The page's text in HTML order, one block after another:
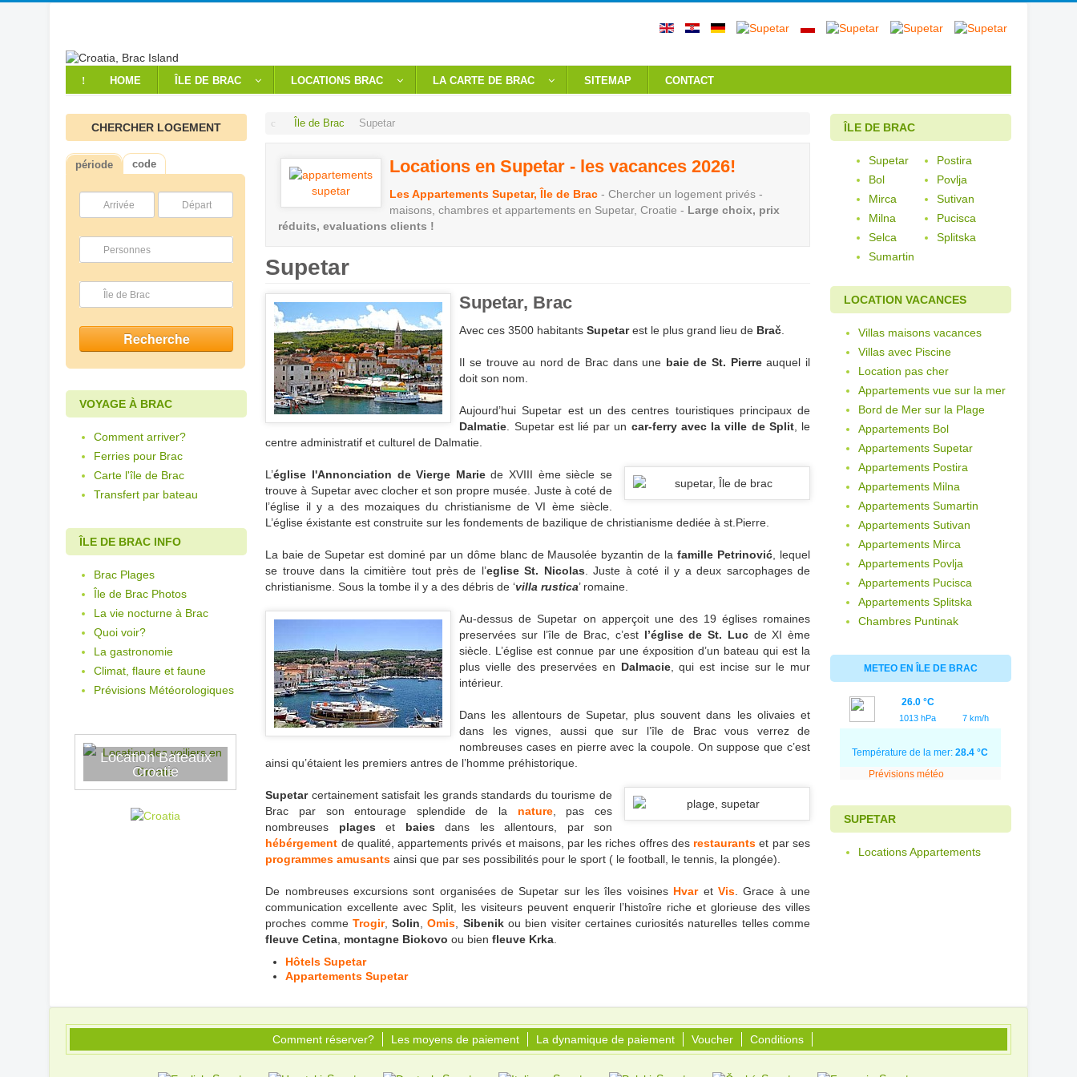
HOME ÎLE DE BRAC LOCATIONS BRAC LA CARTE DE BRAC SITEMAP CONTACT
CHERCHER LOGEMENT
période code
Arrivée Départ
Personnes
Île de Brac
VOYAGE À BRAC
Comment arriver?
Ferries pour Brac
Carte l'île de Brac
Transfert par bateau
ÎLE DE BRAC INFO
Brac Plages
Île de Brac Photos
La vie nocturne à Brac
Quoi voir?
La gastronomie
Climat, flaure et faune
Prévisions Météorologiques
Location Bateaux
Croatie
Île de Brac Supetar
Locations en Supetar - les vacances 2026!
Les Appartements Supetar, Île de Brac - Chercher un logement privés -
maisons, chambres et appartements en Supetar, Croatie - Large choix, prix
réduits, evaluations clients !
Supetar
Supetar, Brac
Avec ces 3500 habitantsSupetarest le plus grand lieu de Brač.
Il se trouve au nord de Brac dans une baie de St. Pierreauquel il
doit son nom.
Aujourd’hui Supetar est un des centres touristiques principaux de
Dalmatie. Supetar est lié par un car-ferry avec la ville de Split, le
centre administratif et culturel de Dalmatie.
L’église l'Annonciation de Vierge Mariede XVIII ème siècle se
trouve à Supetar avec clocher et son propre musée. Juste à coté de
l’église il y a des mozaiques du christianisme de VI ème siècle.
L’église éxistante est construite sur les fondements de bazilique de christianisme dediée à st.Pierre.
La baie de Supetar est dominé par un dôme blanc de Mausolée byzantin de lafamille Petrinović, lequel
se trouve dans la cimitière tout près de l’eglise St. Nicolas. Juste à coté il y a deux sarcophages de
christianisme. Sous la tombe il y a des débris de ‘villa rustica’ romaine.
Au-dessus de Supetar on apperçoit une des 19 églises romaines
preservées sur l’île de Brac, c’est l’église de St. Lucde XI ème
siècle. L’église est connue par une éxposition d’un bateau qui est la
plus vielle des preservées en Dalmacie, qui est incise sur le mur
intérieur.
Dans les allentours de Supetar, plus souvent dans les olivaies et
dans les vignes, aussi que sur l’île de Brac vous verrez de
nombreuses cases en pierre avec la coupole. On suppose que c’est
ainsi qu’étaient les premiers antres de l’homme préhistorique.
Supetar certainement satisfait les grands standards du tourisme de
Brac par son entourage splendide de la nature, pas ces
nombreuses plageset baiesdans les allentours, par son
hébérgement de qualité, appartements privés et maisons, par les riches offres des restaurantset par ses
programmes amusants ainsi que par ses possibilités pour le sport ( le football, le tennis, la plongée).
De nombreuses excursions sont organisées de Supetar sur les îles voisines Hvar et Vis. Grace à une
communication excellente avec Split, les visiteurs peuvent enquerir l’histoîre riche et glorieuse des villes
proches comme Trogir,Solin,Omis, Sibenikou bien visiter certaines curiosités naturelles telles comme
fleuve Cetina, montagne Biokovo ou bienfleuve Krka.
Hôtels Supetar
Appartements Supetar
ÎLE DE BRAC
Supetar
Postira
Bol
Povlja
Mirca
Sutivan
Milna
Pucisca
Selca
Splitska
Sumartin
LOCATION VACANCES
Villas maisons vacances
Villas avec Piscine
Location pas cher
Appartements vue sur la mer
Bord de Mer sur la Plage
Appartements Bol
Appartements Supetar
Appartements Postira
Appartements Milna
Appartements Sumartin
Appartements Sutivan
Appartements Mirca
Appartements Povlja
Appartements Pucisca
Appartements Splitska
Chambres Puntinak
METEO EN ÎLE DE BRAC
26.0 °C
1013 hPa 7 km/h
Température de la mer: 28.4 °C
Prévisions météo
SUPETAR
Locations Appartements
Comment réserver? Les moyens de paiement La dynamique de paiement Voucher Conditions